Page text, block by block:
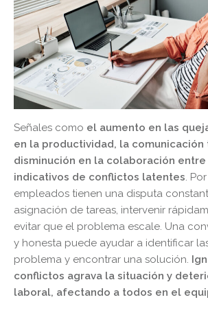
Señales como el aumento en las
en la productividad, la comunicación
disminución en la colaboración
indicativos de conflictos latentes.
empleados tienen una disputa
asignación de tareas, intervenir
evitar que el problema escale. Una
y honesta puede ayudar a identificar
problema y encontrar una solución.
conflictos agrava la situación y
laboral, afectando a todos en el